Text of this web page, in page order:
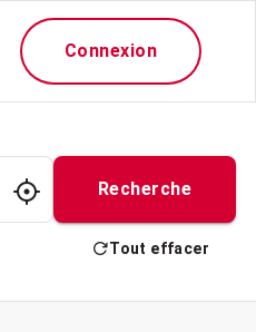
Connexion
Recherche
Tout effacer